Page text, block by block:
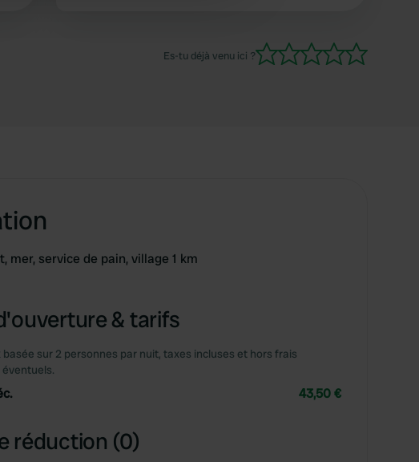
Es-tu déjà venu ici ?
mer, service de pain, village 1 km
& tarifs
sur 2 personnes par nuit, taxes incluses et hors frais
43,50 €
réduction (0)